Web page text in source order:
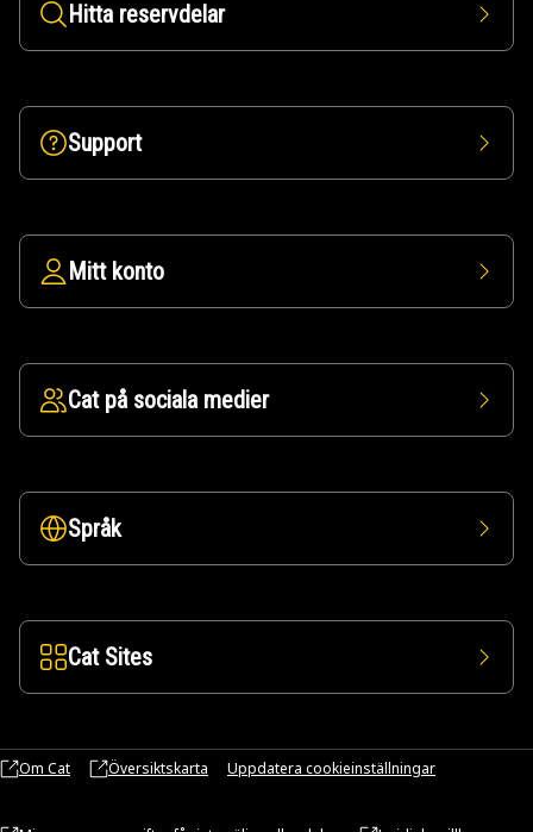
Hitta reservdelar
Support
Mitt konto
Cat på sociala medier
Språk
Cat Sites
Om Cat Översiktskarta Uppdatera cookieinställningar